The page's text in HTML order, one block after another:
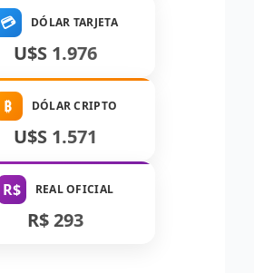
💳 DÓLAR TARJETA
U$S 1.976
₿ DÓLAR CRIPTO
U$S 1.571
R$ REAL OFICIAL
R$ 293